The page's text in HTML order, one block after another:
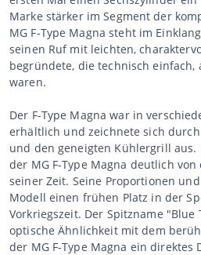
Marke stärker im Segment der
MG F-Type Magna steht im
seinen Ruf mit leichten,
begründete, die technisch einfach,
waren.
Der F-Type Magna war in
erhältlich und zeichnete sich
und den geneigten Kühlergrill
der MG F-Type Magna deutlich
seiner Zeit. Seine Proportionen
Modell einen frühen Platz in der
Vorkriegszeit. Der Spitzname
optische Ähnlichkeit mit dem
der MG F-Type Magna ein direktes